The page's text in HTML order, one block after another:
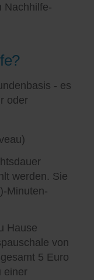
Nachhilfe-
- es
oder
werden. Sie
Minuten-
Hause
von
5 Euro
einer